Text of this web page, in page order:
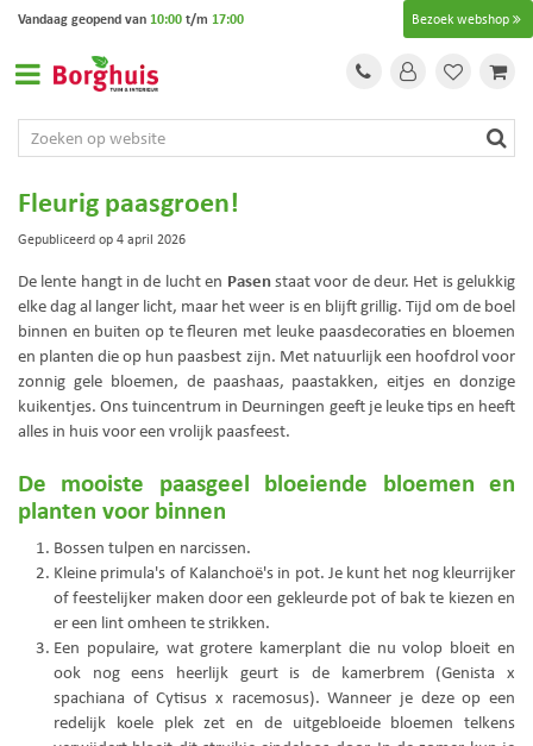
Bezoek webshop
Vandaag geopend van 10:00t/m 17:00
Fleurig paasgroen!
Gepubliceerd op4 april 2026
De lente hangt in de lucht en Pasenstaat voor de deur. Het is gelukkig
elke dag al langer licht, maar het weer is en blijft grillig. Tijd om de boel
binnen en buiten op te fleuren met leuke paasdecoraties en bloemen
en planten die op hun paasbest zijn. Met natuurlijk een hoofdrol voor
zonnig gele bloemen, de paashaas, paastakken, eitjes en donzige
kuikentjes. Ons tuincentrum in Deurningen geeft je leuke tips en heeft
alles in huis voor een vrolijk paasfeest.
De mooiste paasgeel bloeiende bloemen en
planten voor binnen
Bossen tulpen en narcissen.
Kleine primula's of Kalanchoë's in pot. Je kunt het nog kleurrijker
of feestelijker maken door een gekleurde pot of bak te kiezen en
er een lint omheen te strikken.
Een populaire, wat grotere kamerplant die nu volop bloeit en
ook nog eens heerlijk geurt is de kamerbrem (Genista x
spachiana of Cytisus x racemosus). Wanneer je deze op een
redelijk koele plek zet en de uitgebloeide bloemen telkens